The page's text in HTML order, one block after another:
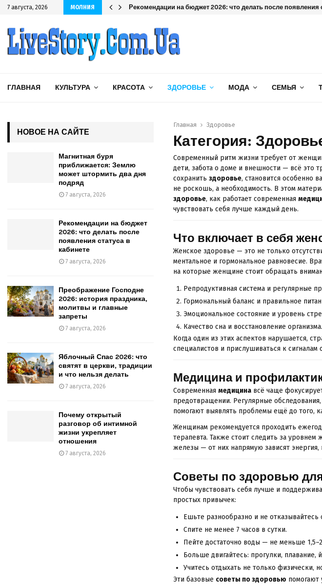
7 августа, 2026 МОЛНИЯ Рекомендации на бюджет 2026: что делать после появления
ГЛАВНАЯ КУЛЬТУРА КРАСОТА ЗДОРОВЬЕ МОДА СЕМЬЯ
Главная Здоровье
Категория:
Современный ритм жизни требует от
дети, забота о доме и внешности — всё это
сохранить здоровье, становится особенно
не роскошь, а необходимость. В этом
здоровье, как работает современная
чувствовать себя лучше каждый день.
Что включает в себя
Женское здоровье — это не только
ментальное и гормональное равновесие.
на которые женщине стоит обращать
Репродуктивная система и регулярные
Гормональный баланс и правильное
Эмоциональное состояние и уровень
Качество сна и восстановление организма.
Когда один из этих аспектов нарушается,
специалистов и прислушиваться к сигналам
Медицина и
Современная медицина всё чаще
предотвращении. Регулярные
помогают выявлять проблемы ещё до того,
Женщинам рекомендуется проходить
терапевта. Также стоит следить за
железы — от них напрямую зависят
Советы по здоровью
Чтобы чувствовать себя лучше и
простых привычек:
Ешьте разнообразно и не
Спите не менее 7 часов в сутки.
Пейте достаточно воды — не меньше
Больше двигайтесь: прогулки, плавание,
Учитесь отдыхать не только физически,
Эти базовые советы по здоровью помогают
НОВОЕ НА САЙТЕ
Магнитная буря
приближается: Землю
может штормить два дня
подряд
7 августа, 2026
Рекомендации на бюджет
2026: что делать после
появления статуса в
кабинете
7 августа, 2026
Преображение Господне
2026: история праздника,
молитвы и главные
запреты
7 августа, 2026
Яблочный Спас 2026: что
святят в церкви, традиции
и что нельзя делать
7 августа, 2026
Почему открытый
разговор об интимной
жизни укрепляет
отношения
7 августа, 2026